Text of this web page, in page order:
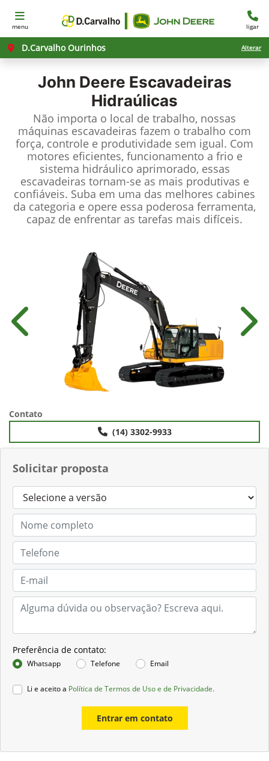
menu ligar
D.Carvalho Ourinhos Alterar
John Deere Escavadeiras
Hidraúlicas
Não importa o local de trabalho, nossas
máquinas escavadeiras fazem o trabalho com
força, controle e produtividade sem igual. Com
motores eficientes, funcionamento a frio e
sistema hidráulico aprimorado, essas
escavadeiras tornam-se as mais produtivas e
confiáveis. Suba em uma das melhores cabines
da categoria e opere essa poderosa ferramenta,
capaz de enfrentar as tarefas mais difíceis.
Solicitar proposta
Preferência de contato:
Whatsapp Telefone Email
Li e aceito a Política de Termos de Uso e de Privacidade.
Entrar em contato
Anterior
Contato
(14) 3302-9933